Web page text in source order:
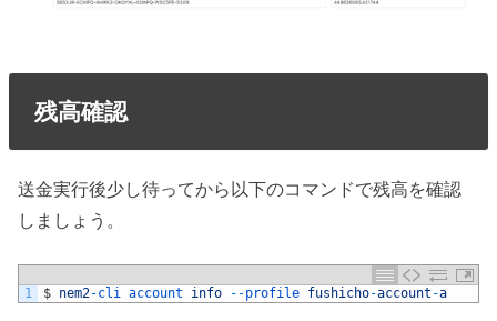
残高確認
送金実行後少し待ってから以下のコマンドで残高を確認
しましょう。
1 $ nem2-cli account info --profile fushicho-account -a